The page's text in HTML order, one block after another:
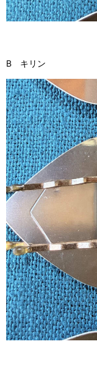
B キリン